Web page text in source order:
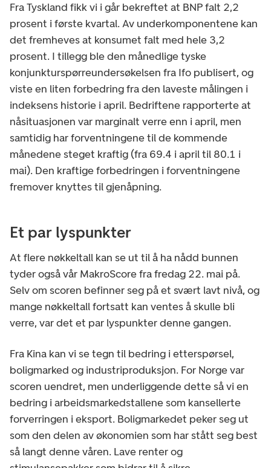
Fra Tyskland fikk vi i går bekreftet at BNP falt 2,2
prosent i første kvartal. Av underkomponentene kan
det fremheves at konsumet falt med hele 3,2
prosent. I tillegg ble den månedlige tyske
konjunkturspørreundersøkelsen fra Ifo publisert, og
viste en liten forbedring fra den laveste målingen i
indeksens historie i april. Bedriftene rapporterte at
nåsituasjonen var marginalt verre enn i april, men
samtidig har forventningene til de kommende
månedene steget kraftig (fra 69.4 i april til 80.1 i
mai). Den kraftige forbedringen i forventningene
fremover knyttes til gjenåpning.
Et par lyspunkter
At flere nøkkeltall kan se ut til å ha nådd bunnen
tyder også vår MakroScore fra fredag 22. mai på.
Selv om scoren befinner seg på et svært lavt nivå, og
mange nøkkeltall fortsatt kan ventes å skulle bli
verre, var det et par lyspunkter denne gangen.
Fra Kina kan vi se tegn til bedring i etterspørsel,
boligmarked og industriproduksjon. For Norge var
scoren uendret, men underliggende dette så vi en
bedring i arbeidsmarkedstallene som kansellerte
forverringen i eksport. Boligmarkedet peker seg ut
som den delen av økonomien som har stått seg best
så langt denne våren. Lave renter og